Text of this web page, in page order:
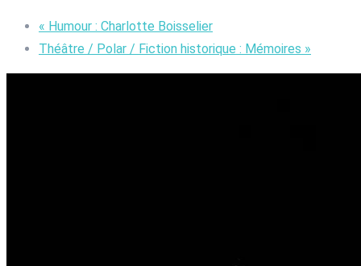
« Humour : Charlotte Boisselier
Théâtre / Polar / Fiction historique : Mémoires »